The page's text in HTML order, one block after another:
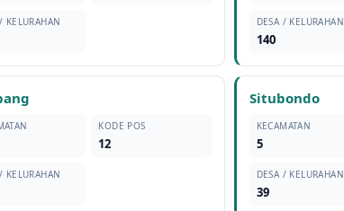
KELURAHAN DESA / KELURAHAN
140
KODE POS
12
KELURAHAN
Situbondo
KECAMATAN
5
DESA / KELURAHAN
39